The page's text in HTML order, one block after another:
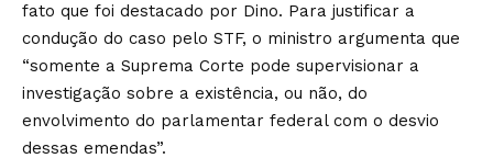
fato que foi destacado por Dino. Para justificar a
condução do caso pelo STF, o ministro argumenta que
“somente a Suprema Corte pode supervisionar a
investigação sobre a existência, ou não, do
envolvimento do parlamentar federal com o desvio
dessas emendas”.